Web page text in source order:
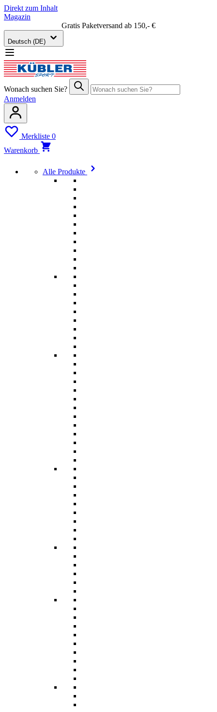
Direkt zum Inhalt
Magazin
Gratis Paketversand ab 150,- €
Deutsch (DE)
Wonach suchen Sie?
Anmelden
Merkliste 0
Warenkorb
Alle Produkte